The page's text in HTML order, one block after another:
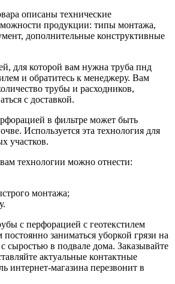
описаны технические
продукции: типы монтажа,
дополнительные конструктивные
для которой вам нужна труба пнд
и обратитесь к менеджеру. Вам
трубы и расходников,
с доставкой.
в фильтре может быть
Используется эта технология для
участков.
технологии можно отнести:
монтажа;
с перфорацией с геотекстилем
заниматься уборкой грязи на
сыростью в подвале дома. Заказывайте
актуальные контактные
интернет-магазина перезвонит в